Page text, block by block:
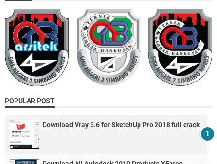
POPULAR POST
Download Vray 3.6 for SketchUp Pro 2018 full crack